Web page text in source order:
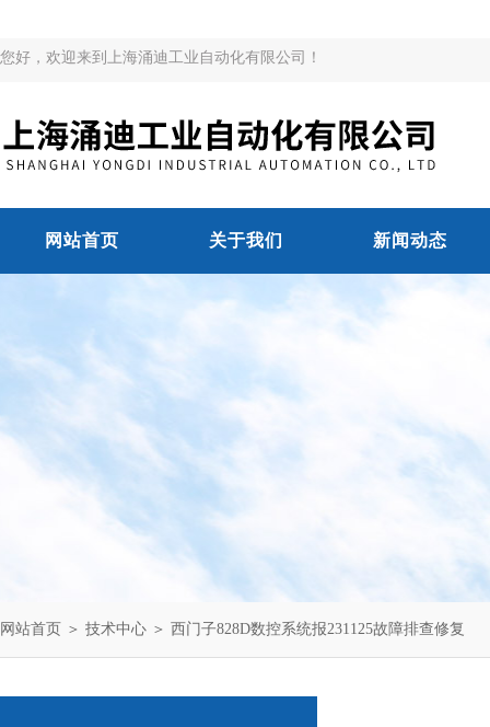
您好，欢迎来到上海涌迪工业自动化有限公司！
网站首页 关于我们 新闻动态
网站首页 ＞ 技术中心 ＞ 西门子828D数控系统报231125故障排查修复